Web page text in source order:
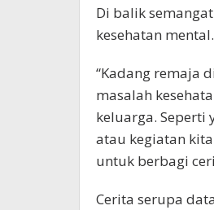
Di balik
kesehatan mental.
“Kadang remaja
masalah
keluarga. Seperti
atau kegiatan
untuk berbagi
Cerita serupa